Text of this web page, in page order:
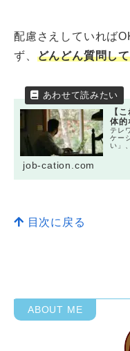
配慮さえしていれば
ず、 どんどん質問し
【
体的
テレ
ケー
い」
job-cation.com
目次に戻る